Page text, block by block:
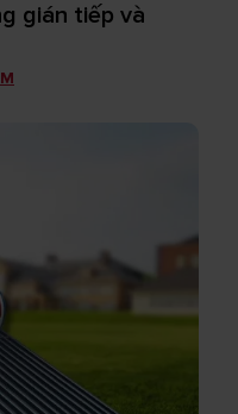
gián tiếp và